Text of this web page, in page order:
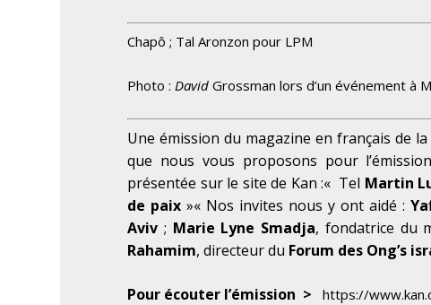
Chapô ; Tal Aronzon pour LPM
Photo :DavidGrossman lors d’un événement à
Une émission du magazine en français de
que nous vous proposons pour
présentée sur le site de Kan :« Tel Martin
de paix »« Nos invites nous y ont aidé :
Aviv ; Marie Lyne Smadja, fondatrice du
Rahamim, directeur du Forum des Ong’s
Pour écouter l’émission > https://